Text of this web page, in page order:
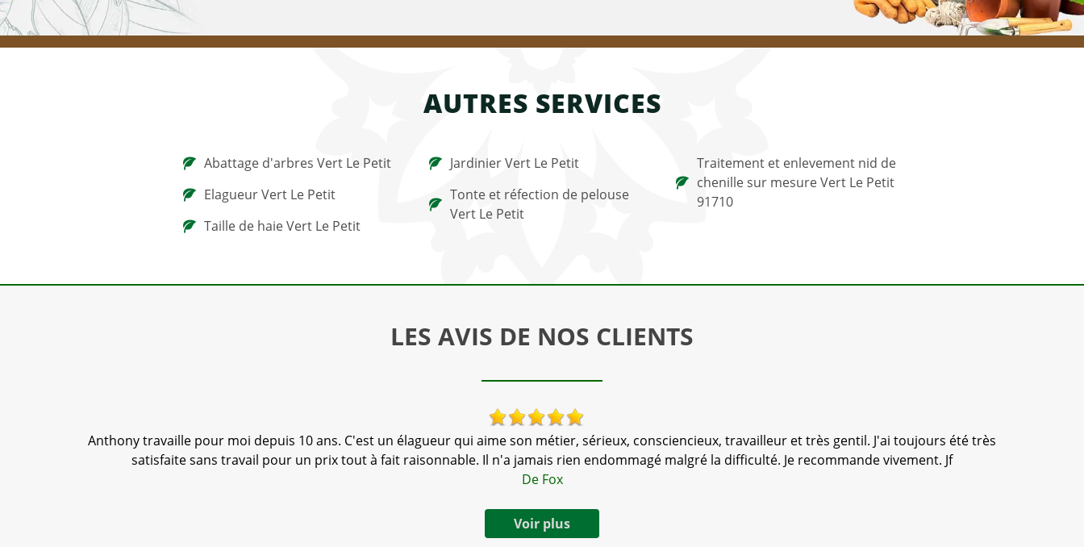
AUTRES SERVICES
Abattage d'arbres Vert Le Petit
Elagueur Vert Le Petit
Taille de haie Vert Le Petit
Jardinier Vert Le Petit
Tonte et réfection de pelouse
Vert Le Petit
Traitement et enlevement nid de
chenille sur mesure Vert Le Petit
91710
LES AVIS DE NOS CLIENTS
Anthony travaille pour moi depuis 10 ans. C'est un élagueur qui aime son métier, sérieux, consciencieux, travailleur et très gentil. J'ai toujours été très
satisfaite sans travail pour un prix tout à fait raisonnable. Il n'a jamais rien endommagé malgré la difficulté. Je recommande vivement. Jf
De Fox
Voir plus